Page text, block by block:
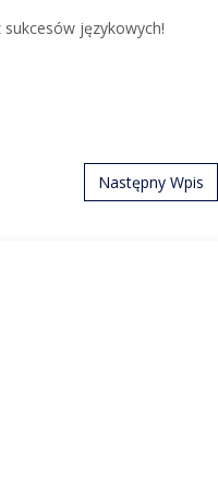
językowych!
Następny Wpis